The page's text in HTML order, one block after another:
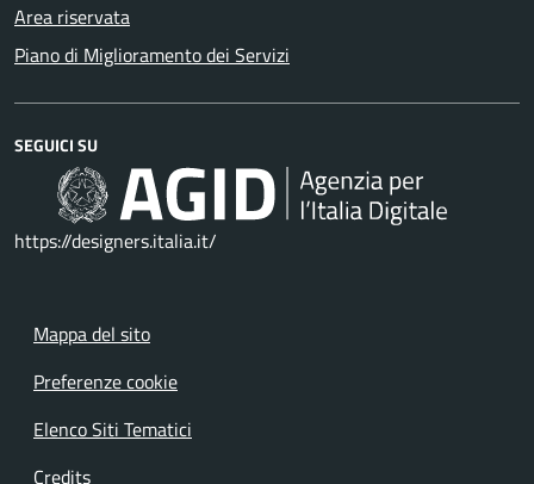
Area riservata
Piano di Miglioramento dei Servizi
SEGUICI SU
https://designers.italia.it/
Mappa del sito
Preferenze cookie
Elenco Siti Tematici
Credits